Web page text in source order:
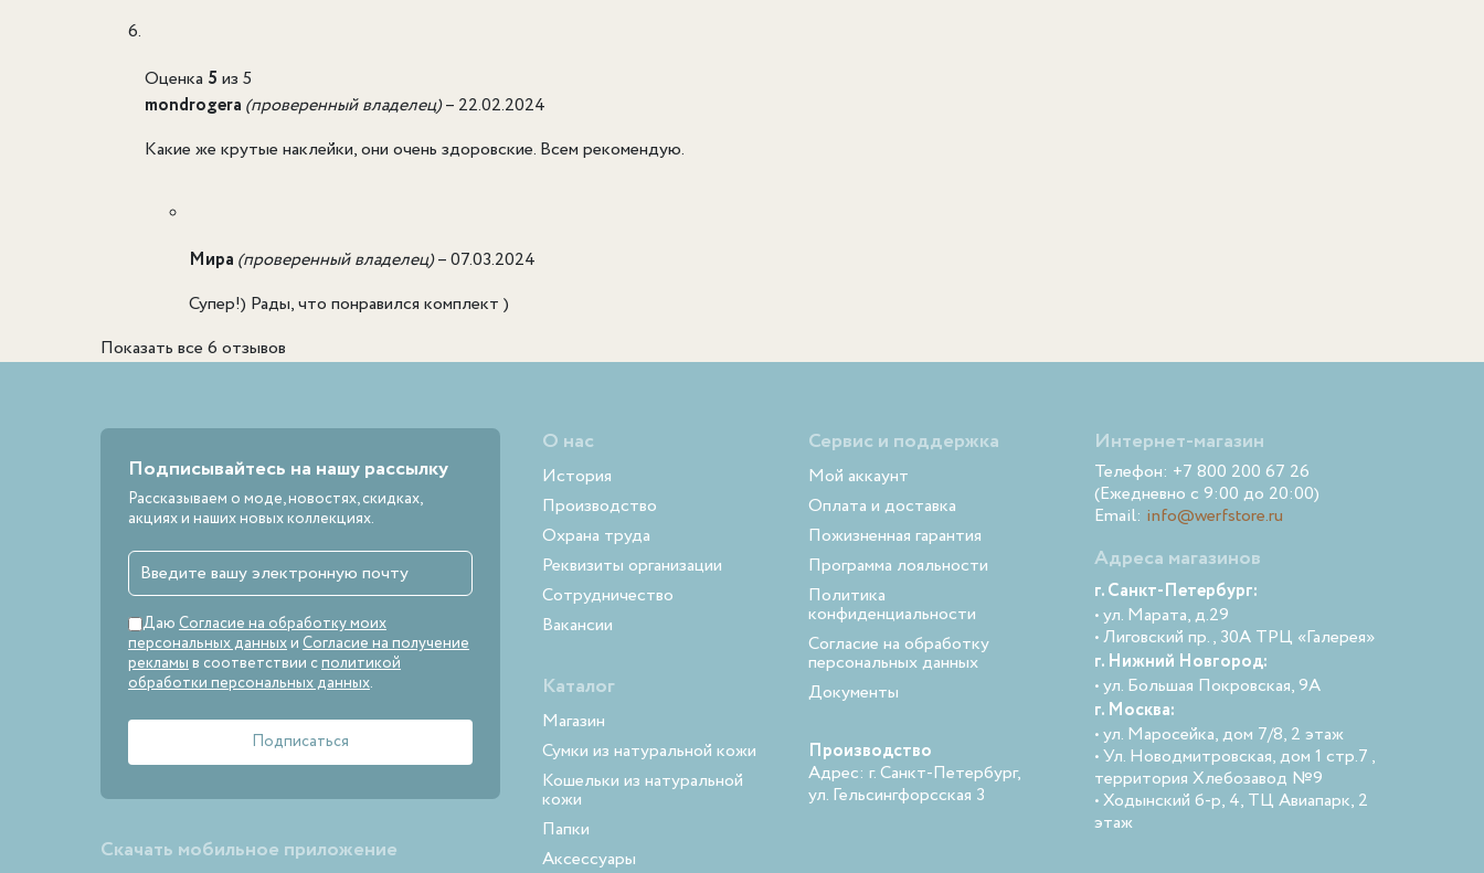
Оценка 5 из 5
mondrogera (проверенный владелец)– 22.02.2024
Какие же крутые наклейки, они очень здоровские. Всем рекомендую.
Мира (проверенный владелец)–07.03.2024
Супер!) Рады, что понравился комплект )
Показать все 6 отзывов
Подписывайтесь на нашу рассылку
Рассказываем о моде, новостях, скидках,
акциях и наших новых коллекциях.
Даю Согласие на обработку моих
персональных данныхи Согласие на получение
рекламы в соответствии сполитикой
обработки персональных данных.
Скачать мобильное приложение
О нас
История
Производство
Охрана труда
Реквизиты организации
Сотрудничество
Вакансии
Каталог
Магазин
Сумки из натуральной кожи
Кошельки из натуральной
кожи
Папки
Аксессуары
Сервис и поддержка
Мой аккаунт
Оплата и доставка
Пожизненная гарантия
Программа лояльности
Политика
конфиденциальности
Согласие на обработку
персональных данных
Документы
Производство
Адрес: г. Санкт-Петербург,
ул. Гельсингфорсская 3
Интернет-магазин
Телефон: +7 800 200 67 26
(Ежедневно с 9:00 до 20:00)
Email: info@werfstore.ru
Адреса магазинов
г. Санкт-Петербург:
• ул. Марата, д.29
• Лиговский пр., 30А ТРЦ «Галерея»
г. Нижний Новгород:
• ул. Большая Покровская, 9А
г. Москва:
• ул. Маросейка, дом 7/8, 2 этаж
• Ул. Новодмитровская, дом 1 стр.7 ,
территория Хлебозавод №9
• Ходынский б-р, 4, ТЦ Авиапарк, 2
этаж